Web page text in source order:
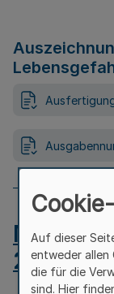
Auf dieser
entweder allen
die für die
sind. Hier